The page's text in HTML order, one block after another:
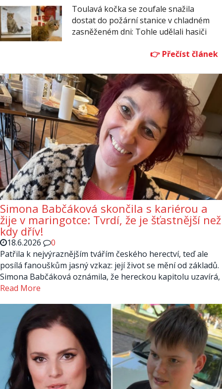
Toulavá kočka se zoufale snažila
dostat do požární stanice v chladném
zasněženém dni: Tohle udělali hasiči
Simona Babčáková skončila s kariérou a
žije v maringotce: Tvrdí, že je šťastnější než
kdy dřív!
18.6.2026
0
Patřila k nejvýraznějším tvářím českého herectví, teď ale
posílá fanouškům jasný vzkaz: její život se mění od základů.
Simona Babčáková oznámila, že hereckou kapitolu uzavírá,
Read More